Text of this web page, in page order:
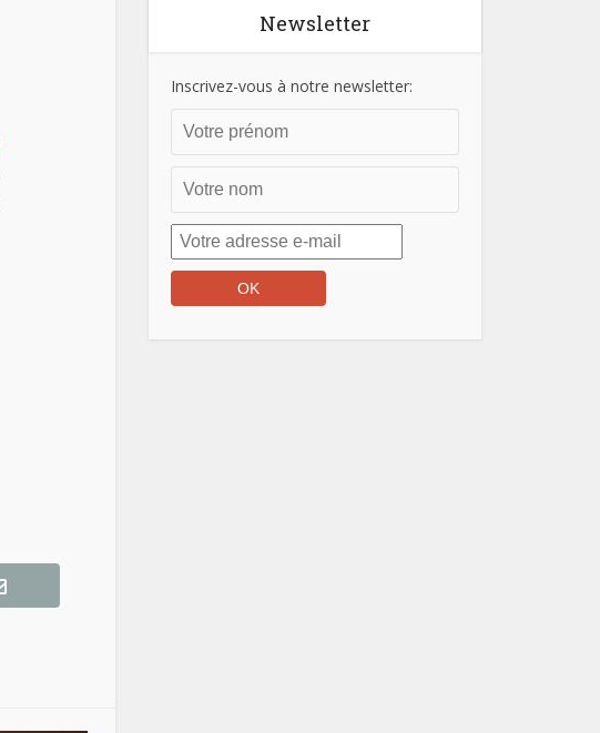
Newsletter
Inscrivez-vous à notre newsletter: